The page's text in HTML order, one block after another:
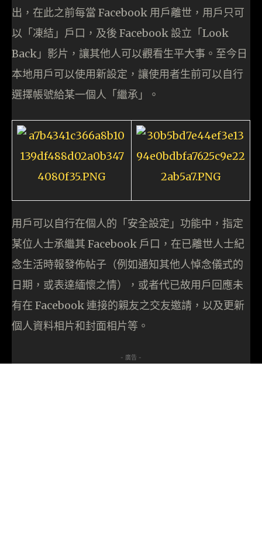
出，在此之前每當 Facebook 用戶離世，用戶只可
以「凍結」戶口，及後 Facebook 設立「Look
Back」影片，讓其他人可以觀看生平大事。至今日
本地用戶可以使用新設定，讓使用者生前可以自行
選擇帳號給某一個人「繼承」。
用戶可以自行在個人的「安全設定」功能中，指定
某位人士承繼其 Facebook 戶口，在已離世人士紀
念生活時報發佈帖子（例如通知其他人悼念儀式的
日期，或表達緬懷之情），或者代已故用戶回應未
有在 Facebook 連接的親友之交友邀請，以及更新
個人資料相片和封面相片等。
- 廣告 -